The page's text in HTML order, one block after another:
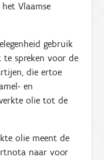
Vlaamse
gebruik
te spreken voor de
die ertoe
en
olie tot de
olie meent de
naar voor